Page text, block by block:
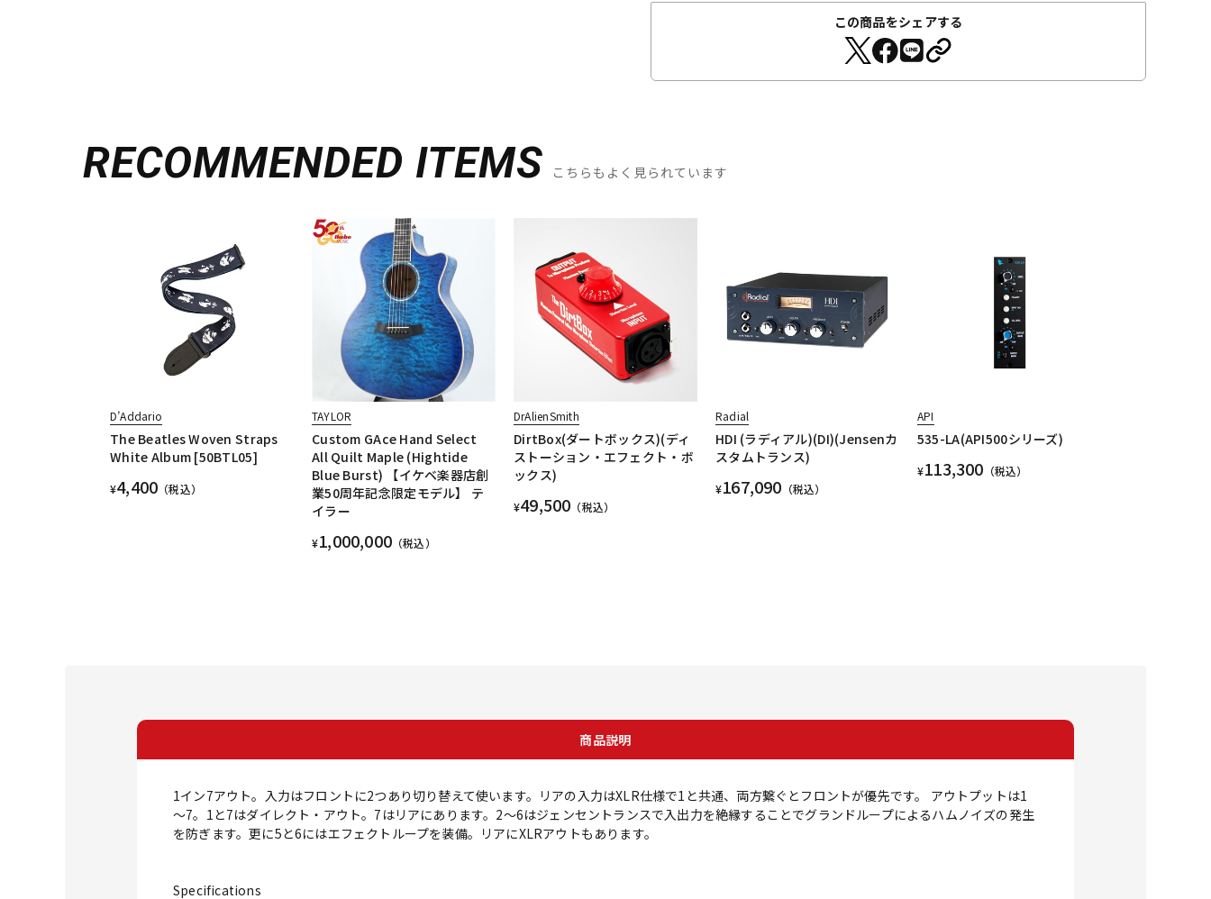
この商品をシェアする
RECOMMENDED ITEMS こちらもよく見られています
D’Addario
The Beatles Woven Straps
White Album [50BTL05]
¥4,400 （税込）
TAYLOR
Custom GAce Hand Select
All Quilt Maple (Hightide
Blue Burst) 【イケベ楽器店創
業50周年記念限定モデル】 テ
イラー
¥1,000,000 （税込）
DrAlienSmith
DirtBox(ダートボックス)(ディ
ストーション・エフェクト・ボ
ックス)
¥49,500 （税込）
Radial
HDI (ラディアル)(DI)(Jensenカ
スタムトランス)
¥167,090 （税込）
API
535-LA(API500シリーズ)
¥113,300 （税込）
商品説明
1イン7アウト。入力はフロントに2つあり切り替えて使います。リアの入力はXLR仕様で1と共通、両方繋ぐとフロントが優先です。 アウトプットは1
～7。1と7はダイレクト・アウト。7はリアにあります。2～6はジェンセントランスで入出力を絶縁することでグランドループによるハムノイズの発生
を防ぎます。更に5と6にはエフェクトループを装備。リアにXLRアウトもあります。
Specifications